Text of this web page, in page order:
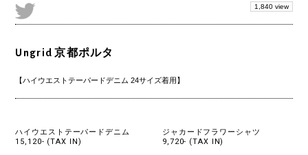
1,840 view
Ungrid 京都ポルタ
【ハイウエストテーパードデニム 24サイズ着用】
ハイウエストテーパードデニム
15,120- (TAX IN)
ジャカードフラワーシャツ
9,720- (TAX IN)